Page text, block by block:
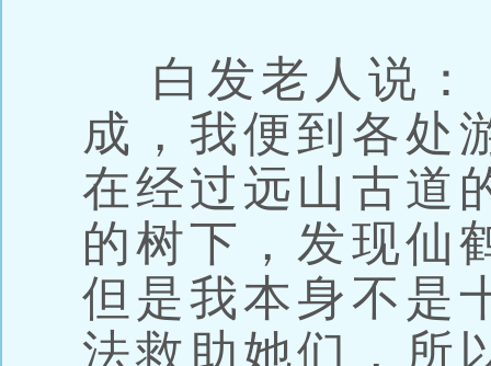
白发老人说：
成，我便到各处
在经过远山古道
的树下，发现仙
但是我本身不是
法救助她们，所